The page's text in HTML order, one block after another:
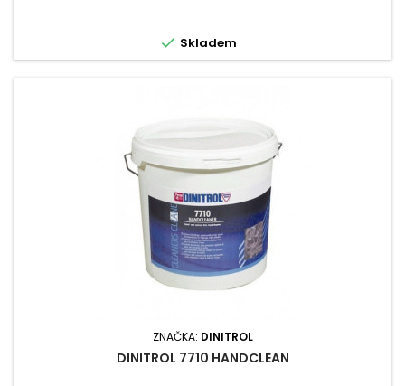
 Skladem
ZNAČKA: DINITROL
DINITROL 7710 HANDCLEAN